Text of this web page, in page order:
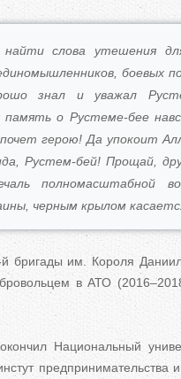
найти слова утешения
боевых
знал и уважал
память о Рустеме-бее
герою! Да упокоит
Рустем-бей! Прощай,
полномасштабной
черным крылом
бригады им. Короля
в АТО
Национальный
предпринимательства